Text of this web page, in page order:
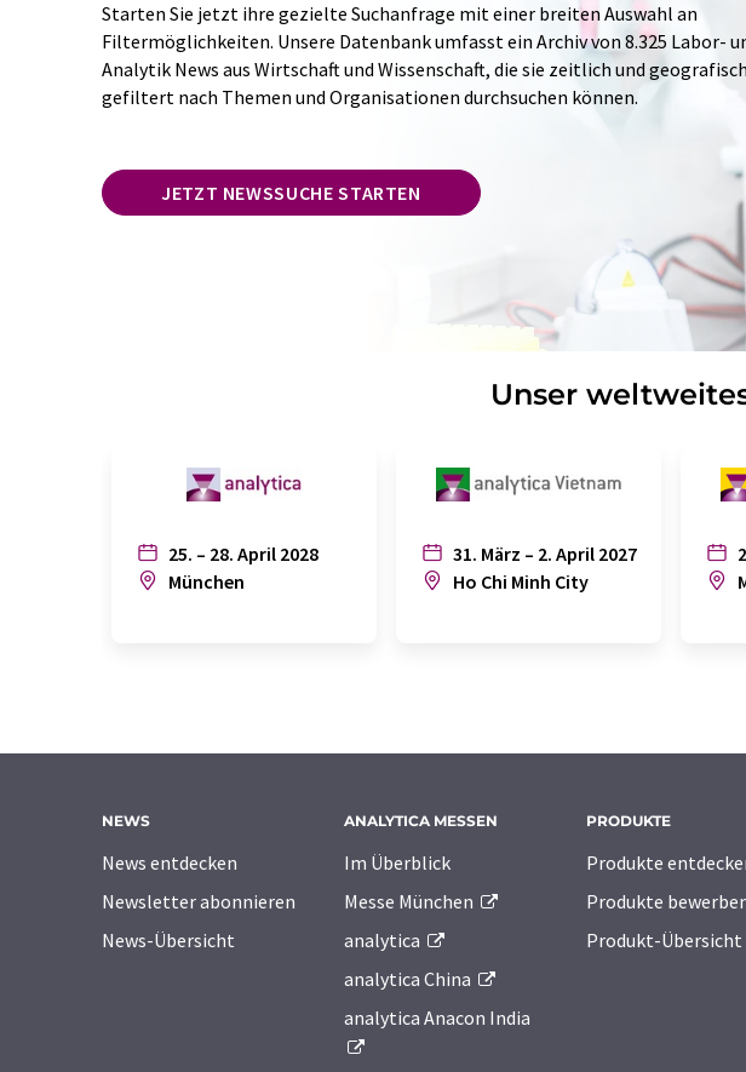
Starten Sie jetzt ihre gezielte Suchanfrage mit einer breiten Auswahl an
Filtermöglichkeiten. Unsere Datenbank umfasst ein Archiv von 8.325 Labor-
Analytik News aus Wirtschaft und Wissenschaft, die sie zeitlich und geografisch
gefiltert nach Themen und Organisationen durchsuchen können.
JETZT NEWSSUCHE STARTEN
Unser
25. – 28. April 2028
München
31. März – 2. April 2027
Ho Chi Minh City
NEWS
News entdecken
Newsletter abonnieren
News-Übersicht
ANALYTICA MESSEN
Im Überblick
Messe München
analytica
analytica China
analytica Anacon India
PRODUKTE
Produkte
Produkte
Produkt-Übersicht